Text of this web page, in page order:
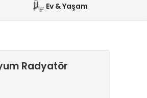
Ev & Yaşam
Radyatör